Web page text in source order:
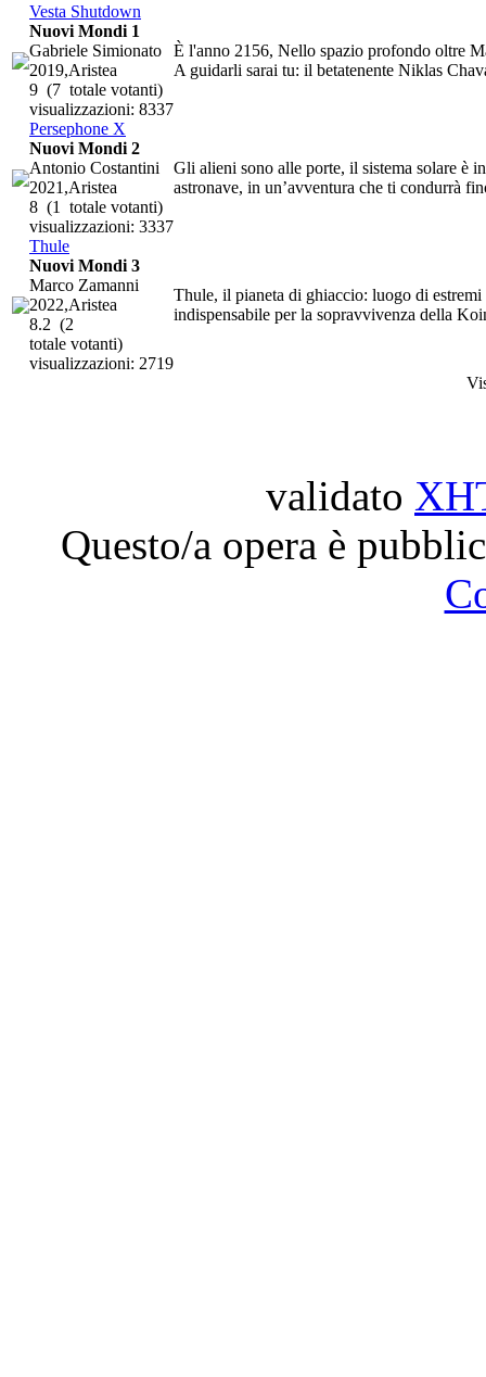
Vesta Shutdown
È l'anno 2156, Nello spazio profondo oltre
A guidarli sarai tu: il betatenente Niklas
Nuovi Mondi 1
Gabriele Simionato
2019,Aristea
9 (7 totale votanti)
visualizzazioni: 8337
Persephone X
Gli alieni sono alle porte, il sistema solare è
astronave, in un’avventura che ti condurrà
Nuovi Mondi 2
Antonio Costantini
2021,Aristea
8 (1 totale votanti)
visualizzazioni: 3337
Thule
Thule, il pianeta di ghiaccio: luogo di
indispensabile per la sopravvivenza della
Nuovi Mondi 3
Marco Zamanni
2022,Aristea
8.2 (2
totale votanti)
visualizzazioni: 2719
validato
Questo/a opera è